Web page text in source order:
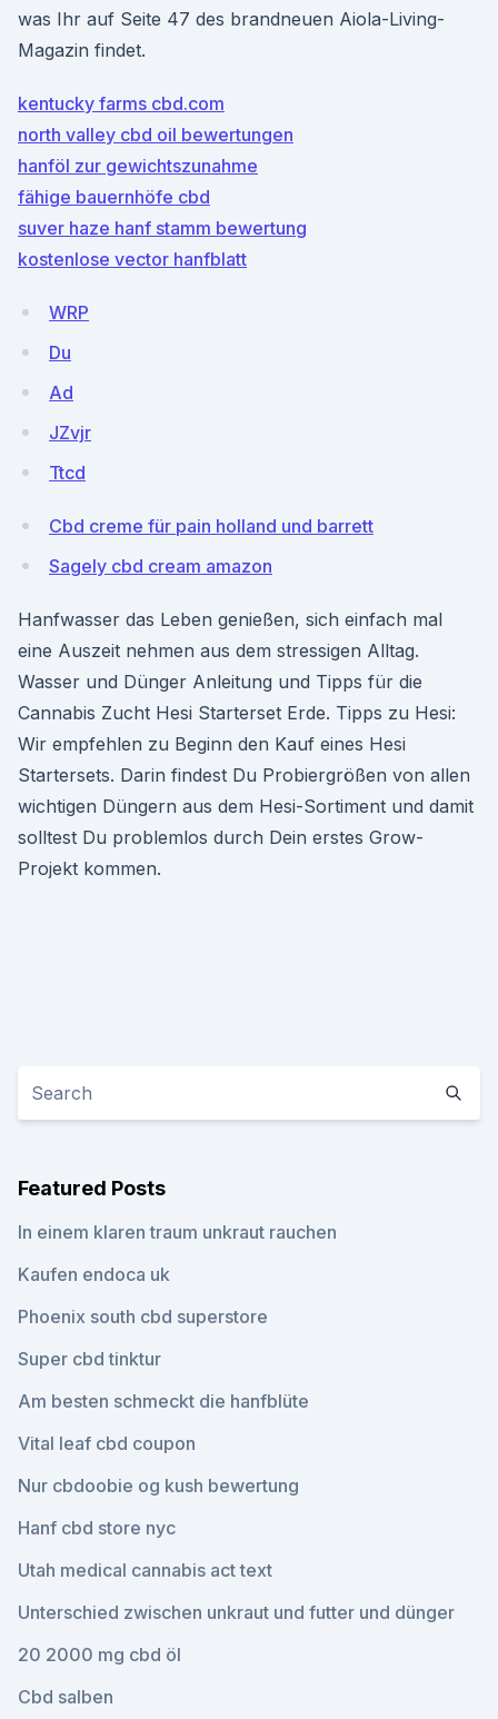
was Ihr auf Seite 47 des brandneuen Aiola-Living-
Magazin findet.
kentucky farms cbd.com
north valley cbd oil bewertungen
hanföl zur gewichtszunahme
fähige bauernhöfe cbd
suver haze hanf stamm bewertung
kostenlose vector hanfblatt
WRP
Du
Ad
JZvjr
Ttcd
Cbd creme für pain holland und barrett
Sagely cbd cream amazon
Hanfwasser das Leben genießen, sich einfach mal
eine Auszeit nehmen aus dem stressigen Alltag.
Wasser und Dünger Anleitung und Tipps für die
Cannabis Zucht Hesi Starterset Erde. Tipps zu Hesi:
Wir empfehlen zu Beginn den Kauf eines Hesi
Startersets. Darin findest Du Probiergrößen von allen
wichtigen Düngern aus dem Hesi-Sortiment und damit
solltest Du problemlos durch Dein erstes Grow-
Projekt kommen.
Featured Posts
In einem klaren traum unkraut rauchen
Kaufen endoca uk
Phoenix south cbd superstore
Super cbd tinktur
Am besten schmeckt die hanfblüte
Vital leaf cbd coupon
Nur cbdoobie og kush bewertung
Hanf cbd store nyc
Utah medical cannabis act text
Unterschied zwischen unkraut und futter und dünger
20 2000 mg cbd öl
Cbd salben